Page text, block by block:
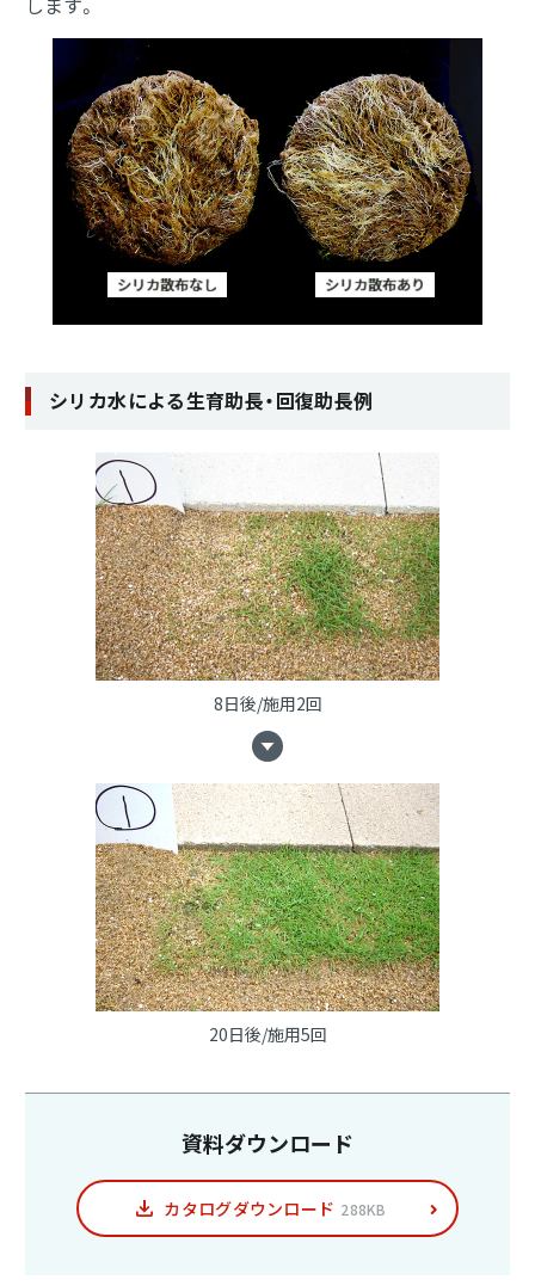
シリカ水による生育助長・回復助長例
8日後/施用2回
20日後/施用5回
資料ダウンロード
カタログダウンロード 288KB